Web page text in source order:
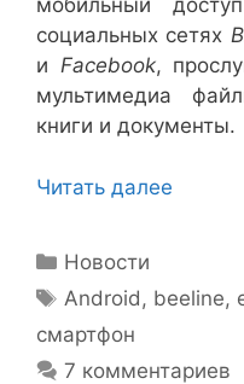
мобильный
социальных сетях
и Facebook,
мультимедиа
книги и документы.
Читать далее
Рубрики
Новости
Метки
Android , beeline,
смартфон
7 комментариев